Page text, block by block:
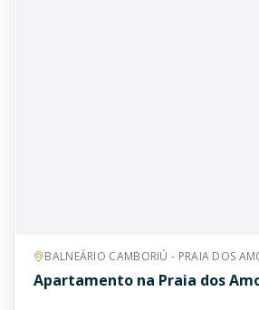
BALNEÁRIO CAMBORIÚ - PRAIA DOS
Apartamento na Praia dos